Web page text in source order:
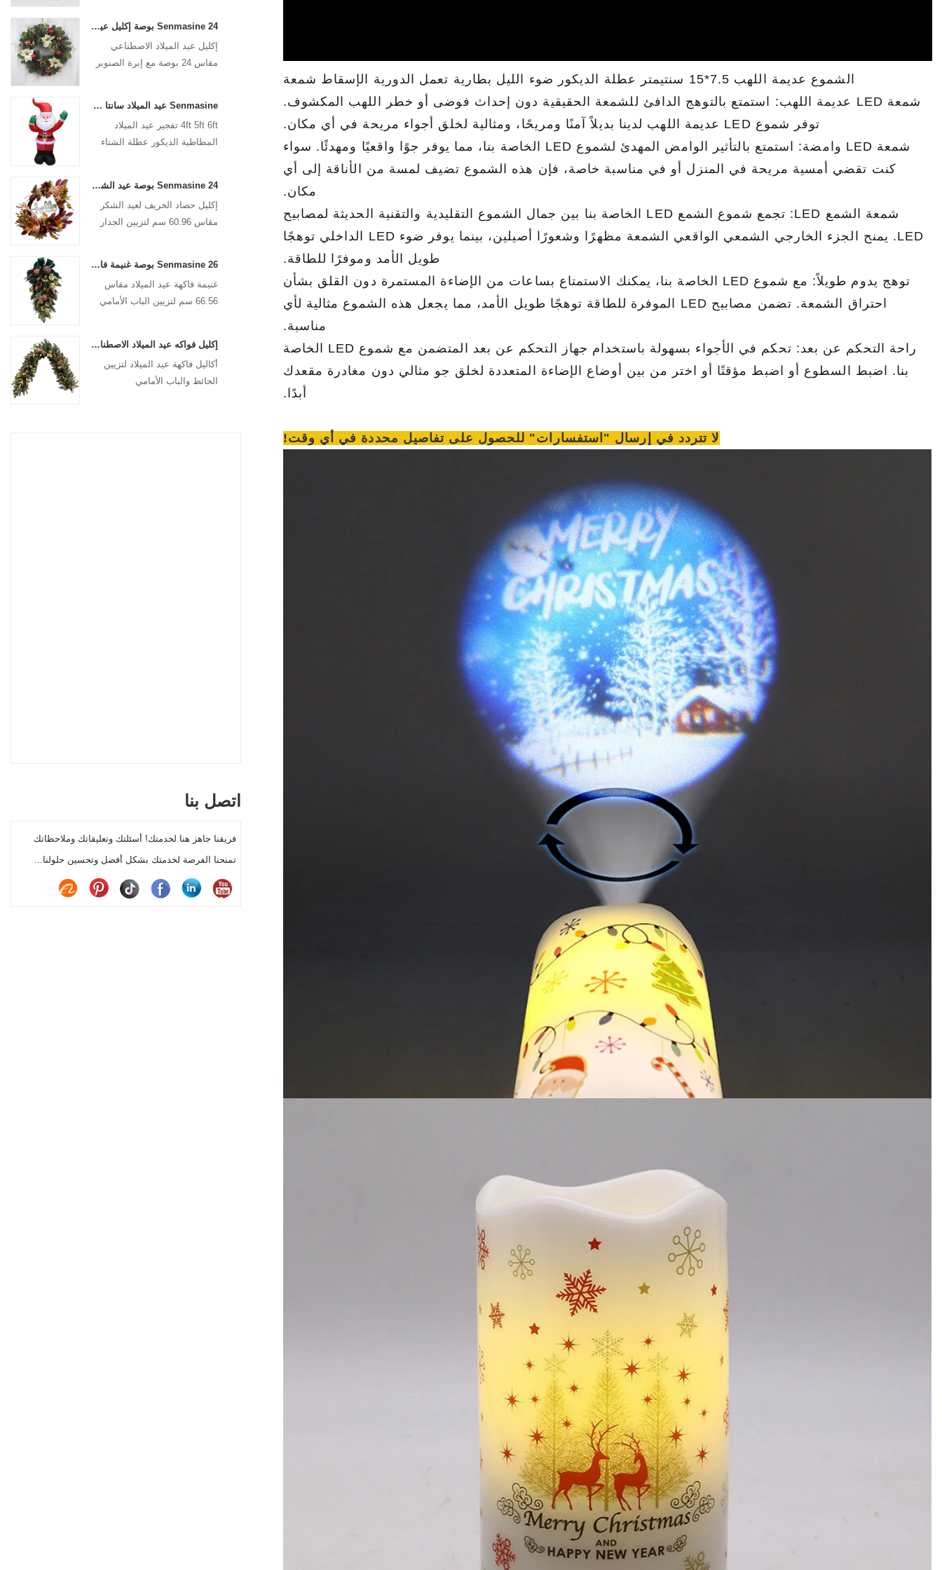
Senmasine 24 بوصة إكليل عيد الميلاد الاصطناعي مع إبرة الصنوبر كوز الصنوبر البونسيتة الكرة الحمراء فرع التوت الذهبي
إكليل عيد الميلاد الاصطناعي
مقاس 24 بوصة مع إبرة الصنوبر
Senmasine عيد الميلاد سانتا كلوز نفخ تفجير عيد الميلاد المطاطية الديكور عطلة الشتاء داخلي في الهواء الطلق
4ft 5ft 6ft تفجير عيد الميلاد
المطاطية الديكور عطلة الشتاء
Senmasine 24 بوصة عيد الشكر إكليل الحصاد مع علامة مرحبا سقوط الحصاد أوراق عباد الشمس اليقطين نمط القوس
إكليل حصاد الخريف لعيد الشكر
مقاس 60.96 سم لتزيين الجدار
Senmasine 26 بوصة غنيمة فاكهة عيد الميلاد مع شريط فيونكات وأوراق فرع من البولي فينيل كلوريد الاصطناعي
غنيمة فاكهة عيد الميلاد مقاس
66.56 سم لتزيين الباب الأمامي
إكليل فواكه عيد الميلاد الاصطناعي من سينماسين مقاس 72 بوصة لتزيين تعليق مدفأة السلالم
أكاليل فاكهة عيد الميلاد لتزيين
الحائط والباب الأمامي
اتصل بنا
فريقنا جاهز هنا لخدمتك! أسئلتك وتعليقاتك وملاحظاتك
تمنحنا الفرصة لخدمتك بشكل أفضل وتحسين حلولنا...
الشموع عديمة اللهب 7.5*15 سنتيمتر عطلة الديكور ضوء الليل بطارية تعمل الدورية الإسقاط شمعة
شمعة LED عديمة اللهب: استمتع بالتوهج الدافئ للشمعة الحقيقية دون إحداث فوضى أو خطر اللهب المكشوف.
توفر شموع LED عديمة اللهب لدينا بديلاً آمنًا ومريحًا، ومثالية لخلق أجواء مريحة في أي مكان.
شمعة LED وامضة: استمتع بالتأثير الوامض المهدئ لشموع LED الخاصة بنا، مما يوفر جوًا واقعيًا ومهدئًا. سواء
كنت تقضي أمسية مريحة في المنزل أو في مناسبة خاصة، فإن هذه الشموع تضيف لمسة من الأناقة إلى أي
مكان.
شمعة الشمع LED: تجمع شموع الشمع LED الخاصة بنا بين جمال الشموع التقليدية والتقنية الحديثة لمصابيح
LED. يمنح الجزء الخارجي الشمعي الواقعي الشمعة مظهرًا وشعورًا أصيلين، بينما يوفر ضوء LED الداخلي توهجًا
طويل الأمد وموفرًا للطاقة.
توهج يدوم طويلاً: مع شموع LED الخاصة بنا، يمكنك الاستمتاع بساعات من الإضاءة المستمرة دون القلق بشأن
احتراق الشمعة. تضمن مصابيح LED الموفرة للطاقة توهجًا طويل الأمد، مما يجعل هذه الشموع مثالية لأي
مناسبة.
راحة التحكم عن بعد: تحكم في الأجواء بسهولة باستخدام جهاز التحكم عن بعد المتضمن مع شموع LED الخاصة
بنا. اضبط السطوع أو اضبط مؤقتًا أو اختر من بين أوضاع الإضاءة المتعددة لخلق جو مثالي دون مغادرة مقعدك
أبدًا.
لا تتردد في إرسال "استفسارات" للحصول على تفاصيل محددة في أي وقت!